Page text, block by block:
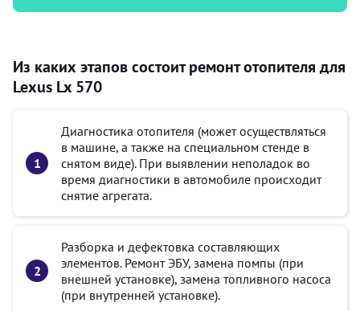
Из каких этапов состоит ремонт отопителя для
Lexus Lx 570
Диагностика отопителя (может осуществляться
в машине, а также на специальном стенде в
снятом виде). При выявлении неполадок во
время диагностики в автомобиле происходит
снятие агрегата.
Разборка и дефектовка составляющих
элементов. Ремонт ЭБУ, замена помпы (при
внешней установке), замена топливного насоса
(при внутренней установке).